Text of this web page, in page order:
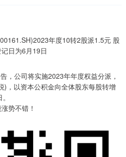
，公司将实施2023年年度权益分派，
)，以资本公积金向全体股东每股转增
势不错！